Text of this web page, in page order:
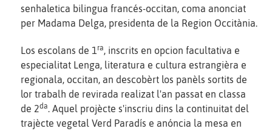
senhaletica bilingua francés-occitan, coma anonciat
per Madama Delga, presidenta de la Region Occitània.
Los escolans de 1ra, inscrits en opcion facultativa e
especialitat Lenga, literatura e cultura estrangièra e
regionala, occitan, an descobèrt los panèls sortits de
lor trabalh de revirada realizat l'an passat en classa
de 2da. Aquel projècte s'inscriu dins la continuitat del
trajècte vegetal Verd Paradís e anóncia la mesa en